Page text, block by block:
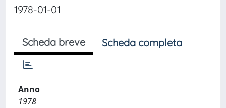
1978-01-01
Scheda breve Scheda completa
Anno
1978